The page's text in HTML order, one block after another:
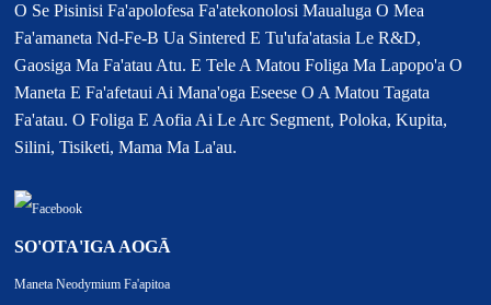
O Se Pisinisi Fa'apolofesa Fa'atekonolosi Maualuga O Mea
Fa'amaneta Nd-Fe-B Ua Sintered E Tu'ufa'atasia Le R&D,
Gaosiga Ma Fa'atau Atu. E Tele A Matou Foliga Ma Lapopo'a O
Maneta E Fa'afetaui Ai Mana'oga Eseese O A Matou Tagata
Fa'atau. O Foliga E Aofia Ai Le Arc Segment, Poloka, Kupita,
Silini, Tisiketi, Mama Ma La'au.
SO'OTA'IGA AOGĀ
Maneta Neodymium Fa'apitoa